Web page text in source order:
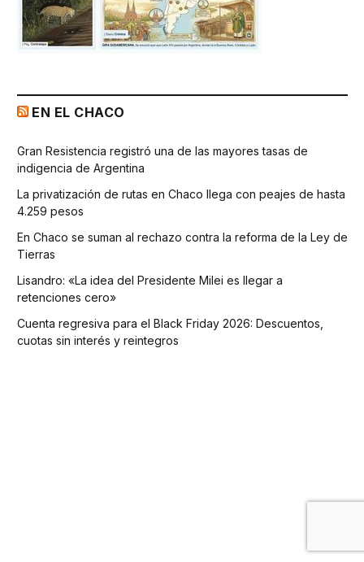
EN EL CHACO
Gran Resistencia registró una de las mayores tasas de
indigencia de Argentina
La privatización de rutas en Chaco llega con peajes de hasta
4.259 pesos
En Chaco se suman al rechazo contra la reforma de la Ley de
Tierras
Lisandro: «La idea del Presidente Milei es llegar a
retenciones cero»
Cuenta regresiva para el Black Friday 2026: Descuentos,
cuotas sin interés y reintegros